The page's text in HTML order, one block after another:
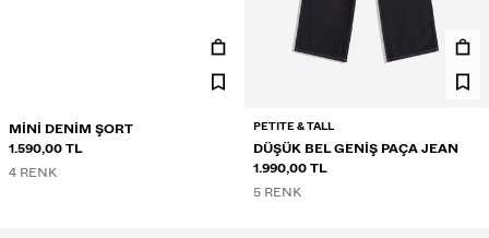
MINI DENIM ŞORT
1.590,00 TL
4 RENK
PETITE & TALL
DÜŞÜK BEL GENIŞ PAÇA JEAN
1.990,00 TL
5 RENK